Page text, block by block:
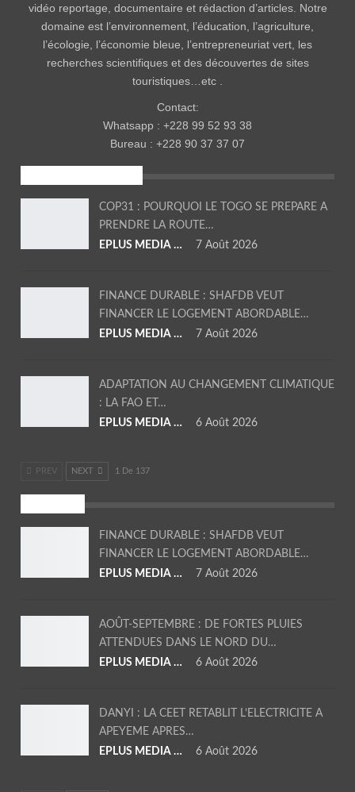
vidéo reportage, documentaire et rédaction d’articles. Notre
domaine est l’environnement, l’éducation, l’agriculture,
l’écologie, l’économie bleue, l’entrepreneuriat vert, les
recherches scientifiques et des découvertes de sites
touristiques…etc .
Contact:
Whatsapp : +228 99 52 93 38
Bureau : +228 90 37 37 07
COP31 : POURQUOI LE TOGO SE PREPARE A
PRENDRE LA ROUTE…
EPLUS MEDIA TV
7 Août 2026
FINANCE DURABLE : SHAFDB VEUT
FINANCER LE LOGEMENT ABORDABLE…
EPLUS MEDIA TV
7 Août 2026
ADAPTATION AU CHANGEMENT CLIMATIQUE
: LA FAO ET…
EPLUS MEDIA TV
6 Août 2026
PREV NEXT 1 De 137
FINANCE DURABLE : SHAFDB VEUT
FINANCER LE LOGEMENT ABORDABLE…
EPLUS MEDIA TV
7 Août 2026
AOÛT-SEPTEMBRE : DE FORTES PLUIES
ATTENDUES DANS LE NORD DU…
EPLUS MEDIA TV
6 Août 2026
DANYI : LA CEET RETABLIT L’ELECTRICITE A
APEYEME APRES…
EPLUS MEDIA TV
6 Août 2026